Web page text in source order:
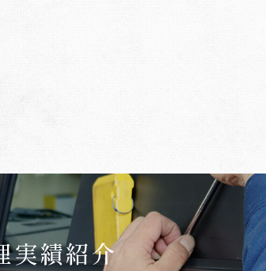
実績紹介